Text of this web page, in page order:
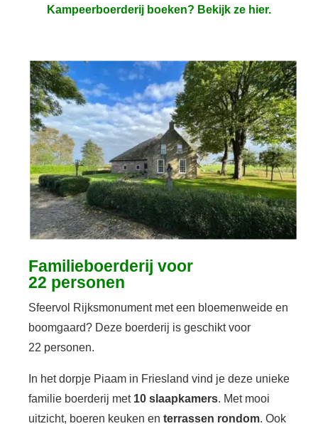
Kampeerboerderij boeken? Bekijk ze hier.
Familieboerderij voor
22 personen
Sfeervol Rijksmonument met een bloemenweide en
boomgaard? Deze boerderij is geschikt voor
22 personen.
In het dorpje Piaam in Friesland vind je deze unieke
familie boerderij met 10 slaapkamers. Met mooi
uitzicht, boeren keuken en terrassen rondom. Ook